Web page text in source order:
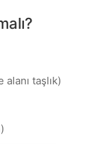
taşlık)